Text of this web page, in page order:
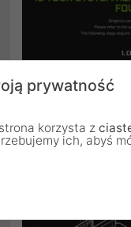
prywatność
korzysta z
ich, abyś